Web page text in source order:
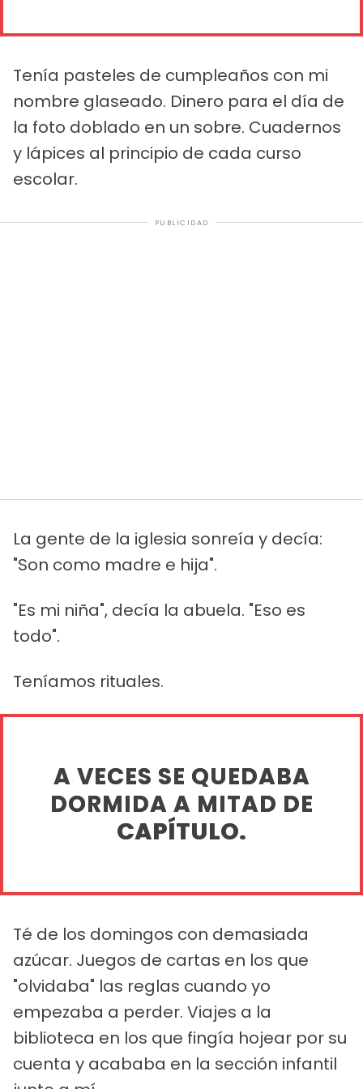
Tenía pasteles de cumpleaños con mi
nombre glaseado. Dinero para el día de
la foto doblado en un sobre. Cuadernos
y lápices al principio de cada curso
escolar.
PUBLICIDAD
La gente de la iglesia sonreía y decía:
"Son como madre e hija".
"Es mi niña", decía la abuela. "Eso es
todo".
Teníamos rituales.
A VECES SE QUEDABA
DORMIDA A MITAD DE
CAPÍTULO.
Té de los domingos con demasiada
azúcar. Juegos de cartas en los que
"olvidaba" las reglas cuando yo
empezaba a perder. Viajes a la
biblioteca en los que fingía hojear por su
cuenta y acababa en la sección infantil